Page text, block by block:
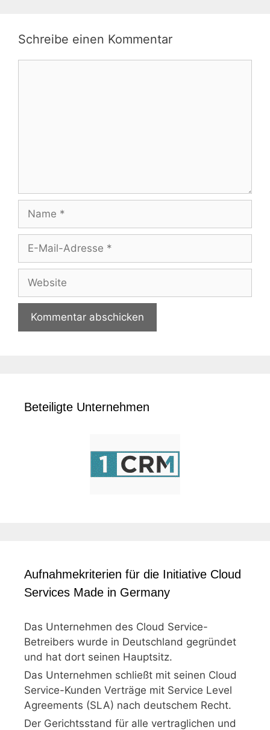
Schreibe einen Kommentar
Mail-
Adresse
Beteiligte Unternehmen
Aufnahmekriterien für die Initiative Cloud
Services Made in Germany
Das Unternehmen des Cloud Service-
Betreibers wurde in Deutschland gegründet
und hat dort seinen Hauptsitz.
Das Unternehmen schließt mit seinen Cloud
Service-Kunden Verträge mit Service Level
Agreements (SLA) nach deutschem Recht.
Der Gerichtsstand für alle vertraglichen und